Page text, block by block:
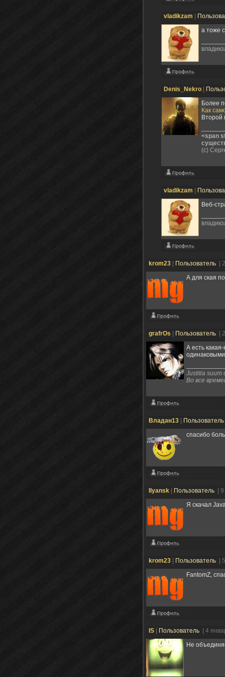
vladikzam
а тоже
Denis_Nekro
Более
Как
Второй
<span
(с)
vladikzam
Веб-
krom23 Пользователь
|
А для ская
grafrOs Пользователь
|
А есть
Justitia suum
Во все
Владан13
Пользователь
спасибо
Ilyansk Пользователь
|
Я скачал
krom23 Пользователь
|
FantomZ,
IS Пользователь
| 4
Не